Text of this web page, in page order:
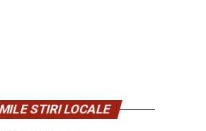
STIRI LOCALE